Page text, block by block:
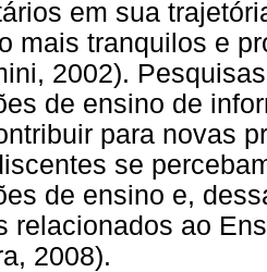
em sua
mais tranquilos e
2002).
de ensino de
para novas
se
de ensino e,
relacionados ao
2008).